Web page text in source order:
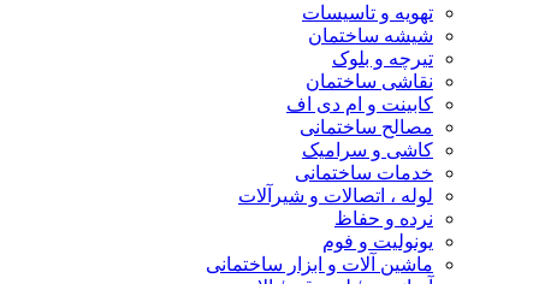
تهویه و تاسیسات
شیشه ساختمان
تیرچه و بلوک
نقاشی ساختمان
کابینت و ام دی اف
مصالح ساختمانی
کاشی و سرامیک
خدمات ساختمانی
لوله ، اتصالات و شیرآلات
نرده و حفاظ
یونولیت و فوم
ماشین آلات و ابزار ساختمانی